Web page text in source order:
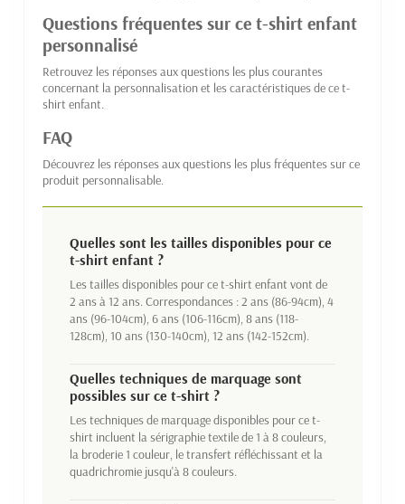
Questions fréquentes sur ce t-shirt enfant
personnalisé
Retrouvez les réponses aux questions les plus courantes
concernant la personnalisation et les caractéristiques de ce t-
shirt enfant.
FAQ
Découvrez les réponses aux questions les plus fréquentes sur ce
produit personnalisable.
Quelles sont les tailles disponibles pour ce
t-shirt enfant ?
Les tailles disponibles pour ce t-shirt enfant vont de
2 ans à 12 ans. Correspondances : 2 ans (86-94cm), 4
ans (96-104cm), 6 ans (106-116cm), 8 ans (118-
128cm), 10 ans (130-140cm), 12 ans (142-152cm).
Quelles techniques de marquage sont
possibles sur ce t-shirt ?
Les techniques de marquage disponibles pour ce t-
shirt incluent la sérigraphie textile de 1 à 8 couleurs,
la broderie 1 couleur, le transfert réfléchissant et la
quadrichromie jusqu'à 8 couleurs.